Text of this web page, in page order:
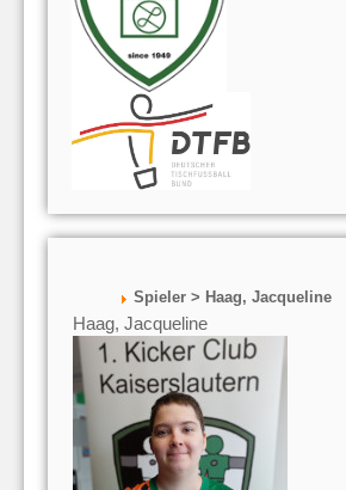
Spieler > Haag, Jacqueline
Haag, Jacqueline